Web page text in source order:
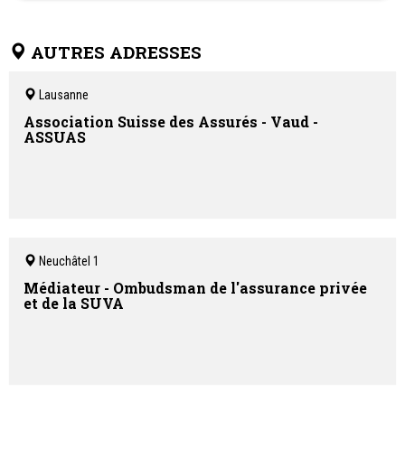
AUTRES ADRESSES
Lausanne
Association Suisse des Assurés - Vaud -
ASSUAS
Neuchâtel 1
Médiateur - Ombudsman de l'assurance privée
et de la SUVA